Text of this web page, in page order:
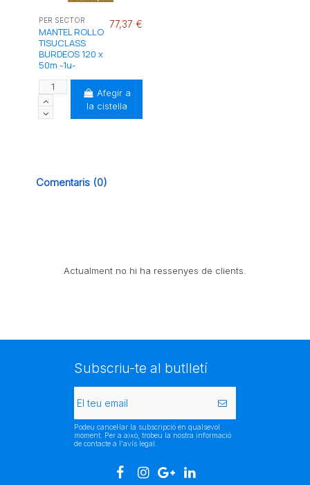
PER SECTOR
MANTEL ROLLO
TISUCLASS
BURDEOS 120 x
50m -1u-
77,37 €
Afegir a
la cistella
Comentaris (0)
Actualment no hi ha ressenyes de clients.
Subscriu-te al butlletí
Podeu cancel·lar la subscripció en qualsevol
moment. Per a això, trobeu la nostra informació
de contacte a l'avís legal.